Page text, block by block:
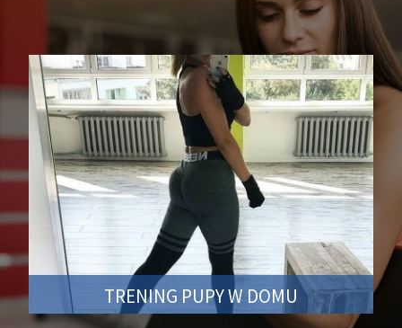
TRENING PUPY W DOMU